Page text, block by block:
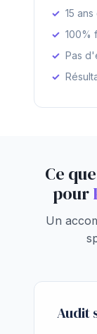
15
100%
Pas
Ce
pour
Un
Audit